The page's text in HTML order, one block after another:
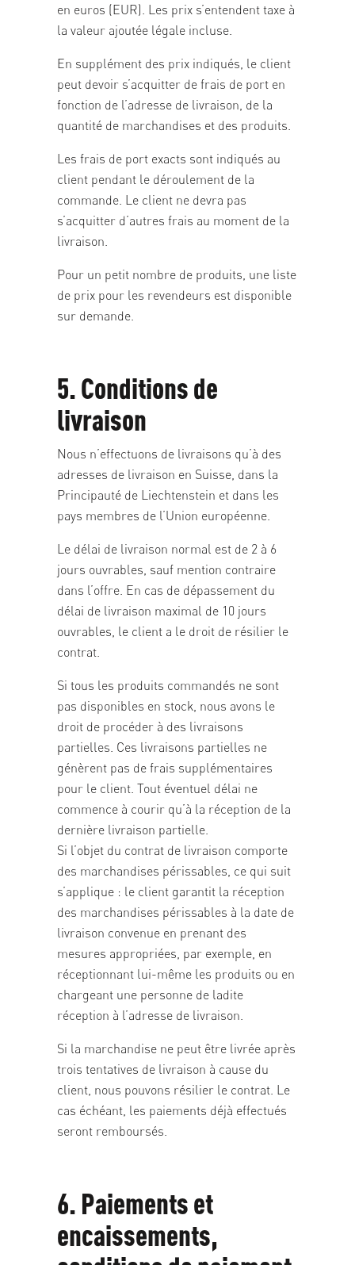
en euros (EUR). Les prix s’entendent taxe à
la valeur ajoutée légale incluse.
En supplément des prix indiqués, le client
peut devoir s’acquitter de frais de port en
fonction de l’adresse de livraison, de la
quantité de marchandises et des produits.
Les frais de port exacts sont indiqués au
client pendant le déroulement de la
commande. Le client ne devra pas
s’acquitter d’autres frais au moment de la
livraison.
Pour un petit nombre de produits, une liste
de prix pour les revendeurs est disponible
sur demande.
5. Conditions de
livraison
Nous n’effectuons de livraisons qu’à des
adresses de livraison en Suisse, dans la
Principauté de Liechtenstein et dans les
pays membres de l’Union européenne.
Le délai de livraison normal est de 2 à 6
jours ouvrables, sauf mention contraire
dans l’offre. En cas de dépassement du
délai de livraison maximal de 10 jours
ouvrables, le client a le droit de résilier le
contrat.
Si tous les produits commandés ne sont
pas disponibles en stock, nous avons le
droit de procéder à des livraisons
partielles. Ces livraisons partielles ne
génèrent pas de frais supplémentaires
pour le client. Tout éventuel délai ne
commence à courir qu’à la réception de la
dernière livraison partielle.
Si l’objet du contrat de livraison comporte
des marchandises périssables, ce qui suit
s’applique : le client garantit la réception
des marchandises périssables à la date de
livraison convenue en prenant des
mesures appropriées, par exemple, en
réceptionnant lui-même les produits ou en
chargeant une personne de ladite
réception à l’adresse de livraison.
Si la marchandise ne peut être livrée après
trois tentatives de livraison à cause du
client, nous pouvons résilier le contrat. Le
cas échéant, les paiements déjà effectués
seront remboursés.
6. Paiements et
encaissements,